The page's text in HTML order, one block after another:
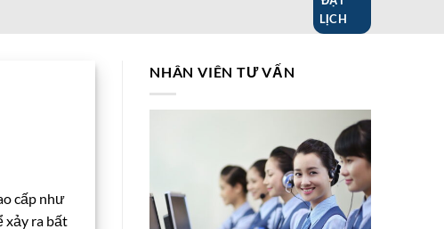
LỊCH
cấp như
xảy ra bất
NHÂN VIÊN TƯ VẤN